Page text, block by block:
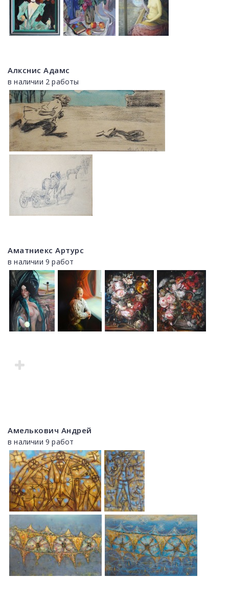
Алкснис Адамс
в наличии 2 работы
Аматниекс Артурс
в наличии 9 работ
Амелькович Андрей
в наличии 9 работ